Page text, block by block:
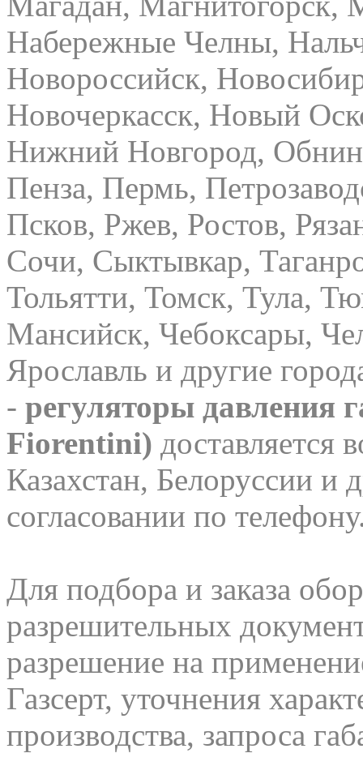
Набережные Челны,
Новороссийск,
Новочеркасск, Новый
Нижний Новгород,
Пенза, Пермь,
Псков, Ржев, Ростов,
Сочи, Сыктывкар,
Тольятти, Томск, Тула,
Мансийск, Чебоксары,
Ярославль и другие
- регуляторы давления
Fiorentini) доставляется
Казахстан, Белоруссии и
согласовании по
Для подбора и заказа
разрешительных
разрешение на
Газсерт, уточнения
производства, запроса